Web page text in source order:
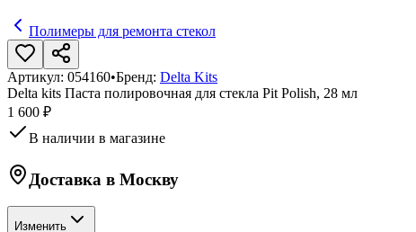
Полимеры для ремонта стекол
Артикул: 054160•Бренд: Delta Kits
Delta kits Паста полировочная для стекла Pit Polish, 28 мл
1 600 ₽
В наличии в магазине
Доставка в Москву
Изменить